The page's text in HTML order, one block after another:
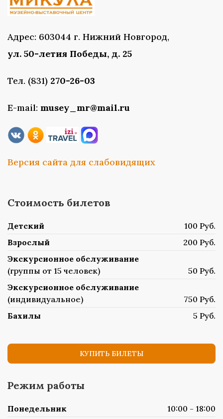
Адрес: 603044 г. Нижний Новгород,
ул. 50-летия Победы, д. 25
Тел. (831) 270-26-03
E-mail: musey_mr@mail.ru
Версия сайта для слабовидящих
Стоимость билетов
Детский
100 Руб.
Взрослый
200 Руб.
Экскурсионное обслуживание
(группы от 15 человек)
50 Руб.
Экскурсионное обслуживание
(индивидуальное)
750 Руб.
Бахилы
5 Руб.
КУПИТЬ БИЛЕТЫ
Режим работы
Понедельник 10:00 - 18:00